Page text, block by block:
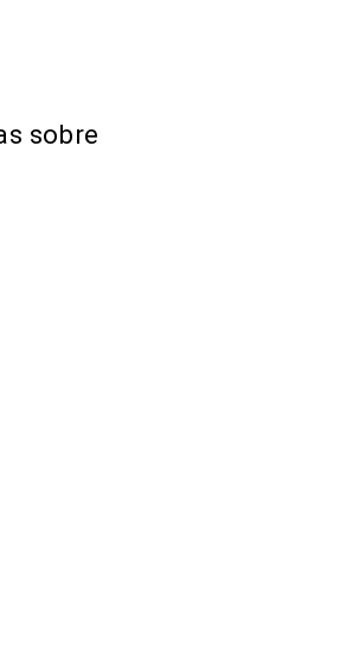
sobre